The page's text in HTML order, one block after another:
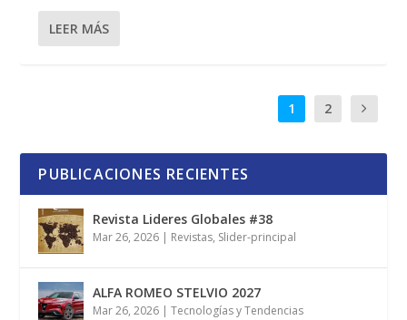
LEER MÁS
1 2
PUBLICACIONES RECIENTES
Revista Lideres Globales #38
Mar 26, 2026 | Revistas, Slider-principal
ALFA ROMEO STELVIO 2027
Mar 26, 2026 |Tecnologías y Tendencias